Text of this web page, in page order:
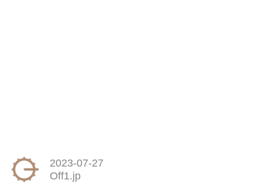
2023-07-27
Off1.jp